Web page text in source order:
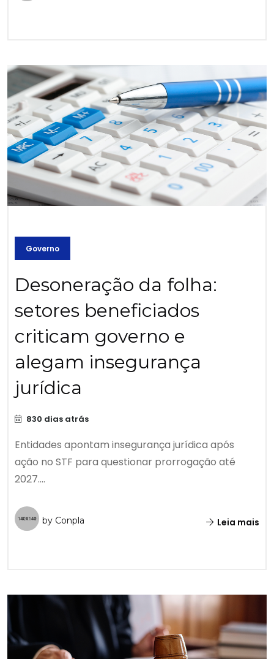
Governo
Desoneração da folha:
setores beneficiados
criticam governo e
alegam insegurança
jurídica
830 dias atrás
Entidades apontam insegurança jurídica após
ação no STF para questionar prorrogação até
2027....
by Conpla Leia mais